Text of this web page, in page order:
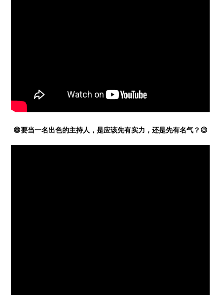
😄要当一名出色的主持人，是应该先有实力，还是先有名气？😉